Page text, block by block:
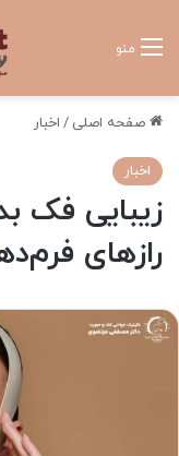
منو
صفحه اصلی / اخبار
اخبار
زیبایی فک
رازهای